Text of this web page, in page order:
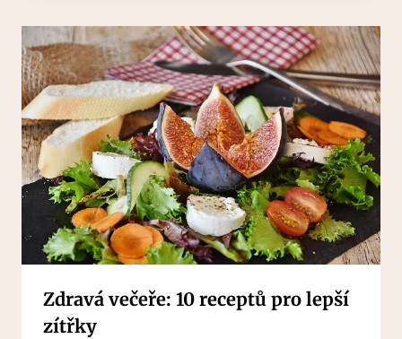
Zdravá večeře: 10 receptů pro lepší
zítřky